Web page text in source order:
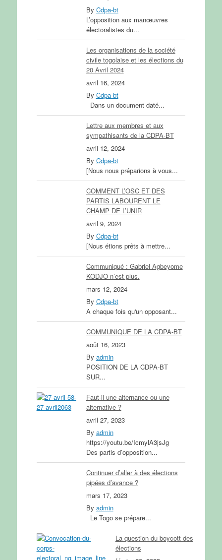
By Cdpa-bt
L’opposition aux manœuvres
électoralistes du...
Les organisations de la société
civile togolaise et les élections du
20 Avril 2024
avril 16, 2024
By Cdpa-bt
Dans un document daté...
Lettre aux membres et aux
sympathisants de la CDPA-BT
avril 12, 2024
By Cdpa-bt
[Nous nous préparions à vous...
COMMENT L’OSC ET DES
PARTIS LABOURENT LE
CHAMP DE L’UNIR
avril 9, 2024
By Cdpa-bt
[Nous étions prêts à mettre...
Communiqué : Gabriel Agbeyome
KODJO n’est plus.
mars 12, 2024
By Cdpa-bt
A chaque fois qu'un opposant...
COMMUNIQUE DE LA CDPA-BT
août 16, 2023
By admin
POSITION DE LA CDPA-BT
SUR...
Faut-il une alternance ou une
alternative ?
avril 27, 2023
By admin
https://youtu.be/IcmylA3jsJg
Des partis d’opposition...
Continuer d’aller à des élections
pipées d’avance ?
mars 17, 2023
By admin
Le Togo se prépare...
La question du boycott des
élections